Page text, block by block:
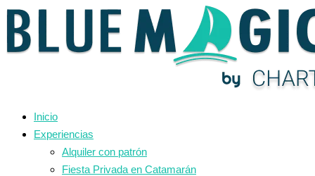
Ir
contenido
Inicio
Experiencias
Alquiler con patrón
Fiesta Privada en Catamarán